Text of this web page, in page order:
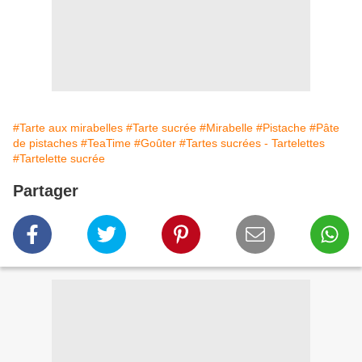
#Tarte aux mirabelles #Tarte sucrée #Mirabelle #Pistache #Pâte
de pistaches #TeaTime #Goûter #Tartes sucrées - Tartelettes
#Tartelette sucrée
Partager